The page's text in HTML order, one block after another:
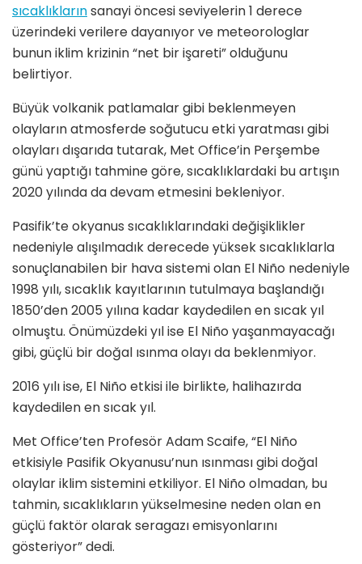
sıcaklıklarınsanayi öncesi seviyelerin 1 derece
üzerindeki verilere dayanıyor ve meteorologlar
bunun iklim krizinin “net bir işareti” olduğunu
belirtiyor.
Büyük volkanik patlamalar gibi beklenmeyen
olayların atmosferde soğutucu etki yaratması gibi
olayları dışarıda tutarak, Met Office’in Perşembe
günü yaptığı tahmine göre, sıcaklıklardaki bu artışın
2020 yılında da devam etmesini bekleniyor.
Pasifik’te okyanus sıcaklıklarındaki değişiklikler
nedeniyle alışılmadık derecede yüksek sıcaklıklarla
sonuçlanabilen bir hava sistemi olan El Niño nedeniyle
1998 yılı, sıcaklık kayıtlarının tutulmaya başlandığı
1850’den 2005 yılına kadar kaydedilen en sıcak yıl
olmuştu. Önümüzdeki yıl ise El Niño yaşanmayacağı
gibi, güçlü bir doğal ısınma olayı da beklenmiyor.
2016 yılı ise, El Niño etkisi ile birlikte, halihazırda
kaydedilen en sıcak yıl.
Met Office’ten Profesör Adam Scaife, “El Niño
etkisiyle Pasifik Okyanusu’nun ısınması gibi doğal
olaylar iklim sistemini etkiliyor. El Niño olmadan, bu
tahmin, sıcaklıkların yükselmesine neden olan en
güçlü faktör olarak seragazı emisyonlarını
gösteriyor” dedi.